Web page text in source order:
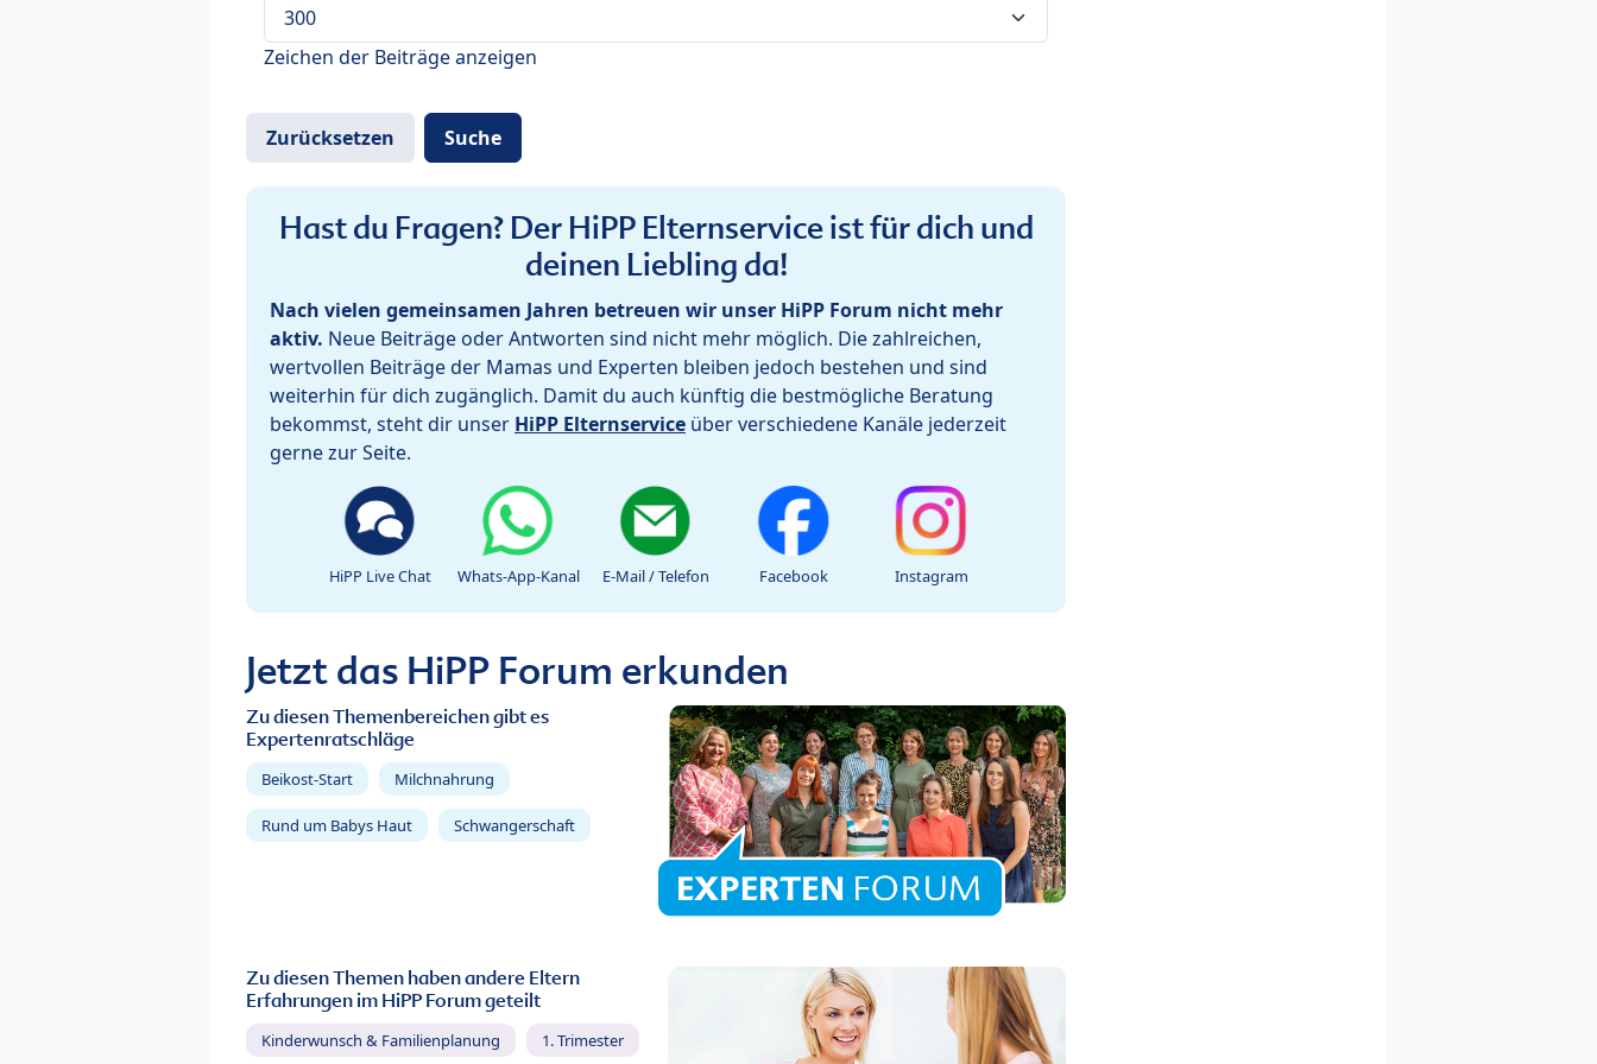
Zeichen der Beiträge anzeigen
Hast du Fragen? Der HiPP Elternservice ist für dich und
deinen Liebling da!
Nach vielen gemeinsamen Jahren betreuen wir unser HiPP Forum nicht mehr
aktiv. Neue Beiträge oder Antworten sind nicht mehr möglich. Die zahlreichen,
wertvollen Beiträge der Mamas und Experten bleiben jedoch bestehen und sind
weiterhin für dich zugänglich. Damit du auch künftig die bestmögliche Beratung
bekommst, steht dir unser HiPP Elternservice über verschiedene Kanäle jederzeit
gerne zur Seite.
HiPP Live Chat Whats-App-Kanal E-Mail / Telefon Facebook Instagram
Jetzt das HiPP Forum erkunden
Zu diesen Themenbereichen gibt es
Expertenratschläge
Beikost-Start Milchnahrung
Rund um Babys Haut Schwangerschaft
Zu diesen Themen haben andere Eltern
Erfahrungen im HiPP Forum geteilt
Kinderwunsch & Familienplanung 1. Trimester